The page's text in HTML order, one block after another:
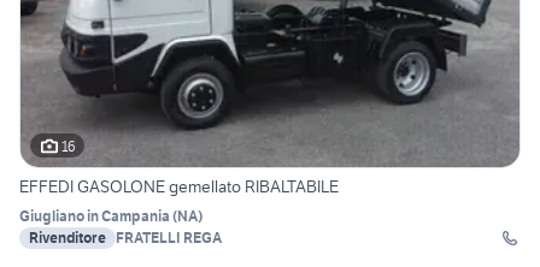
16
EFFEDI GASOLONE gemellato RIBALTABILE
Giugliano in Campania (NA)
Rivenditore FRATELLI REGA